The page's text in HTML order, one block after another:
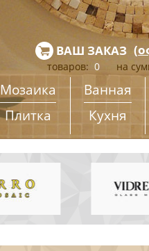
ВАШ ЗАКАЗ (
товаров: 0 на
Мозаика
Плитка
Ванная
Кухня